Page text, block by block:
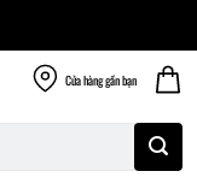
Cửa hànggần bạn